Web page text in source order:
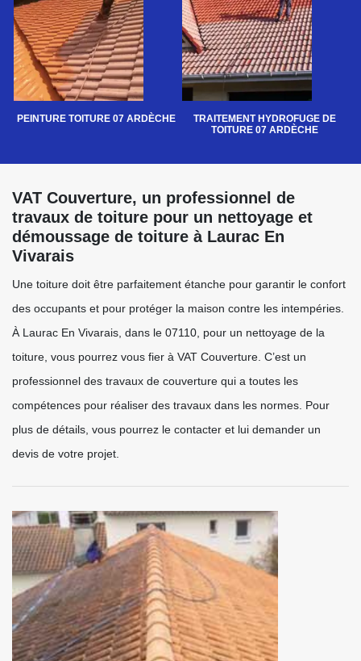
PEINTURE TOITURE 07 ARDÈCHE
TRAITEMENT HYDROFUGE DE
TOITURE 07 ARDÈCHE
VAT Couverture, un professionnel de
travaux de toiture pour un nettoyage et
démoussage de toiture à Laurac En
Vivarais
Une toiture doit être parfaitement étanche pour garantir le confort
des occupants et pour protéger la maison contre les intempéries.
À Laurac En Vivarais, dans le 07110, pour un nettoyage de la
toiture, vous pourrez vous fier à VAT Couverture. C’est un
professionnel des travaux de couverture qui a toutes les
compétences pour réaliser des travaux dans les normes. Pour
plus de détails, vous pourrez le contacter et lui demander un
devis de votre projet.